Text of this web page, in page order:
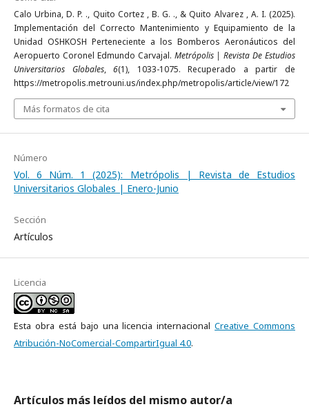
Calo Urbina, D. P. ., Quito Cortez , B. G. ., & Quito Alvarez , A. I. (2025).
Implementación del Correcto Mantenimiento y Equipamiento de la
Unidad OSHKOSH Perteneciente a los Bomberos Aeronáuticos del
Aeropuerto Coronel Edmundo Carvajal. Metrópolis | Revista De Estudios
Universitarios Globales,6(1), 1033-1075. Recuperado a partir de
https://metropolis.metrouni.us/index.php/metropolis/article/view/172
Más formatos de cita
Número
Vol. 6 Núm. 1 (2025): Metrópolis | Revista de Estudios
Universitarios Globales | Enero-Junio
Sección
Artículos
Licencia
Esta obra está bajo una licencia internacionalCreative Commons
Atribución-NoComercial-CompartirIgual 4.0.
Artículos más leídos del mismo autor/a